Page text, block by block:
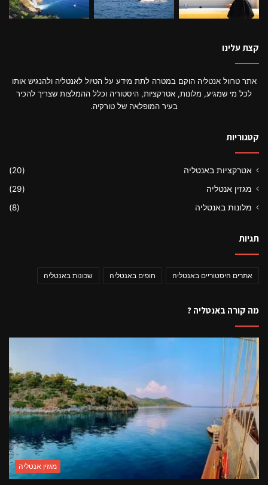
קצת עלינו
אתר טרוול אנטליה הוקם במטרה לתת מידע על הטיול לאנטליה ולהנגיש אותו
לכל מי שמגיע, מלונות, אטרקציות, היסטוריה וכלל ההמלצות שצריך להכיר
בעיר המופלאה של טורקיה.
קטגוריות
אטרקציות באנטליה
(20)
מגזין אנטליה
(29)
מלונות באנטליה
(8)
תגיות
אתרים היסטוריים באנטליה חופים באנטליה שכונות באנטליה
מה קורה באנטליה ?
מגזין אנטליה